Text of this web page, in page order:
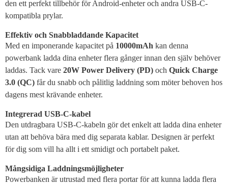
den ett perfekt tillbehör för Android-enheter och andra USB-C-
kompatibla prylar.
Effektiv och Snabbladdande Kapacitet
Med en imponerande kapacitet på 10000mAh kan denna
powerbank ladda dina enheter flera gånger innan den själv behöver
laddas. Tack vare 20W Power Delivery (PD) och Quick Charge
3.0 (QC) får du snabb och pålitlig laddning som möter behoven hos
dagens mest krävande enheter.
Integrerad USB-C-kabel
Den utdragbara USB-C-kabeln gör det enkelt att ladda dina enheter
utan att behöva bära med dig separata kablar. Designen är perfekt
för dig som vill ha allt i ett smidigt och portabelt paket.
Mångsidiga Laddningsmöjligheter
Powerbanken är utrustad med flera portar för att kunna ladda flera